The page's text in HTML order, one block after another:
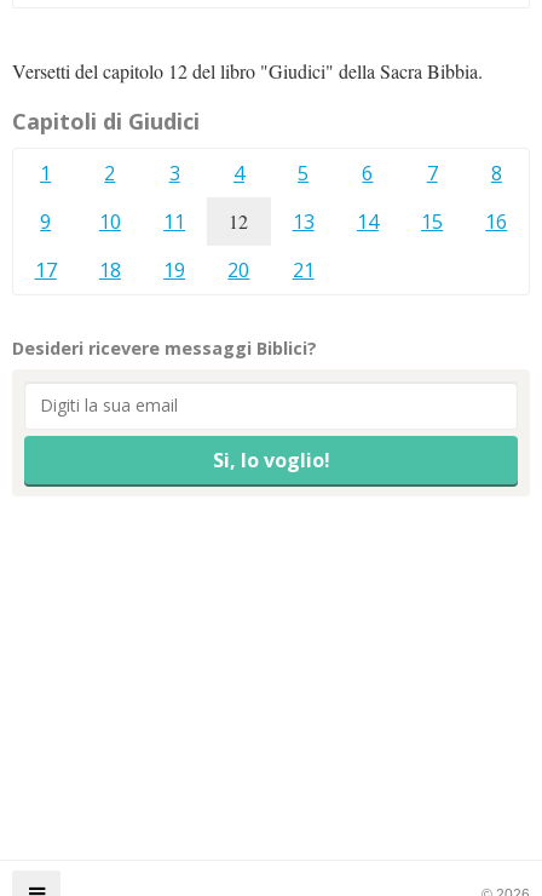
Versetti del capitolo 12 del libro "Giudici" della Sacra Bibbia.
Capitoli di Giudici
1 2 3 4 5 6 7
8
9
10 11 12 13 14 15
16
17
18 19 20 21
Desideri ricevere messaggi Biblici?